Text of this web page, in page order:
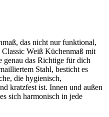
das nicht nur funktional,
Weiß Küchenmaß mit
genau das Richtige für dich
Stahl, besticht es
die hygienisch,
kratzfest ist. Innen und außen
sich harmonisch in jede